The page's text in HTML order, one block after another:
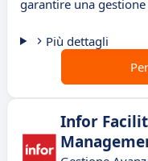
garantire una
Più dettagli
Infor